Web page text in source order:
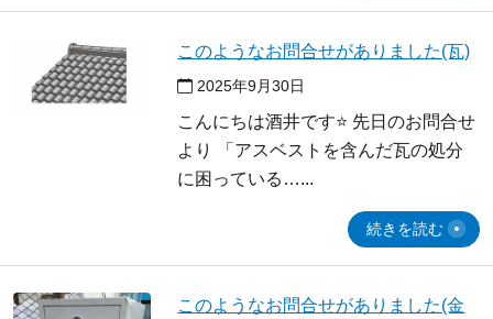
このようなお問合せがありました(瓦)
2025年9月30日
こんにちは酒井です⭐ 先日のお問合せ
より 「アスベストを含んだ瓦の処分
に困っている…
続きを読む
このようなお問合せがありました(金